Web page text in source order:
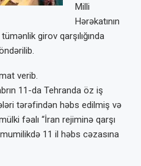
Milli
Hərəkatının
girov qarşılığında
verib.
11-da Tehranda öz iş
tərəfindən həbs edilmiş və
fəalı “İran rejiminə qarşı
11 il həbs cəzasına